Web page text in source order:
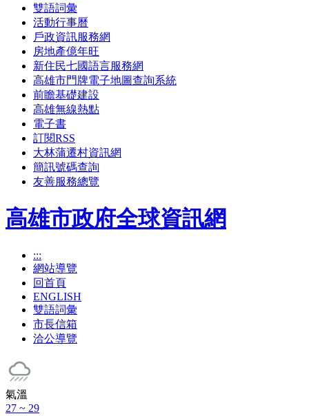
雙語詞彙
活動行事曆
戶政資訊服務網
房地產億年旺
新住民七國語言服務網
高雄市門牌電子地圖查詢系統
前瞻基礎建設
高雄無線熱點
電子書
訂閱RSS
大林蒲遷村資訊網
簡訊號碼查詢
友善服務總覽
高雄市政府全球資訊網
:::
網站導覽
回首頁
ENGLISH
雙語詞彙
市長信箱
洽公導覽
氣溫
27 ~ 29